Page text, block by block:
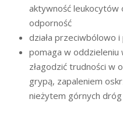
aktywność leukocytów
odporność
działa przeciwbólowo
pomaga w oddzieleniu
złagodzić trudności w
grypą, zapaleniem
nieżytem górnych